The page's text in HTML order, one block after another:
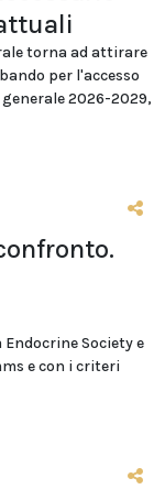
torna ad attirare
per l'accesso
2026-2029,
Society e
e con i criteri